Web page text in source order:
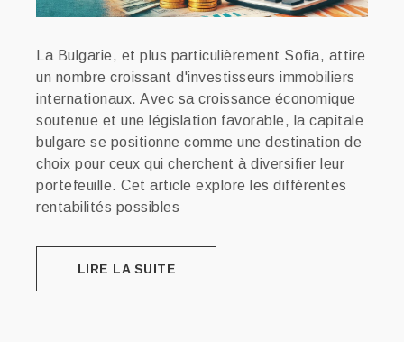
La Bulgarie, et plus particulièrement Sofia, attire
un nombre croissant d'investisseurs immobiliers
internationaux. Avec sa croissance économique
soutenue et une législation favorable, la capitale
bulgare se positionne comme une destination de
choix pour ceux qui cherchent à diversifier leur
portefeuille. Cet article explore les différentes
rentabilités possibles
LIRE LA SUITE